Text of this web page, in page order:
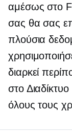
αμέσως στο
σας θα σας
πλούσια
διαρκεί
στο Διαδίκτυο
όλους τους